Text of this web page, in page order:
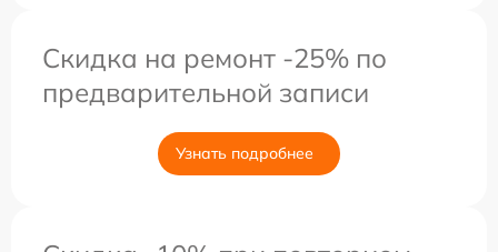
Скидка на ремонт -25% по
предварительной записи
Узнать подробнее